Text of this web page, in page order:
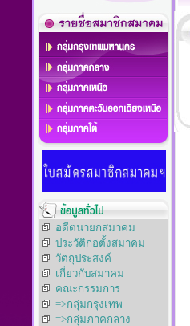
อดีตนายกสมาคม
ประวัติก่อตั้งสมาคม
วัตถุประสงค์
เกี่ยวกับสมาคม
คณะกรรมการ
=>กลุ่มกรุงเทพ
=>กลุ่มภาคกลาง